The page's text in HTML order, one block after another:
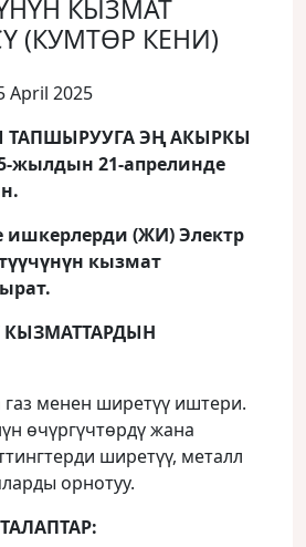
КЫЗМАТ
(КУМТӨР КЕНИ)
April 2025
ЭҢ АКЫРКЫ
жылдын 21-апрелинде
ишкерлерди (ЖИ) Электр
кызмат
КЫЗМАТТАРДЫН
газ менен ширетүү иштери.
өчүргүчтөрдү жана
ширетүү, металл
орнотуу.